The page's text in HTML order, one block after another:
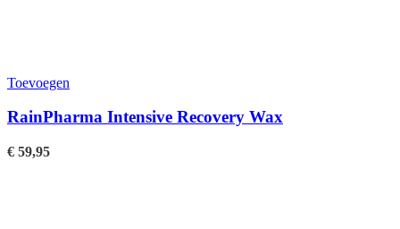
Toevoegen
RainPharma Intensive Recovery Wax
€ 59,95